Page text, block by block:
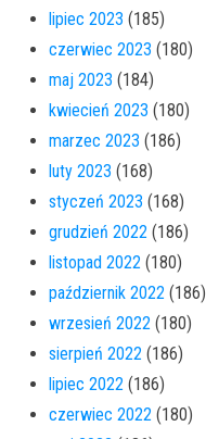
lipiec 2023 (185)
czerwiec 2023 (180)
maj 2023 (184)
kwiecień 2023 (180)
marzec 2023 (186)
luty 2023 (168)
styczeń 2023 (168)
grudzień 2022 (186)
listopad 2022 (180)
październik 2022 (186)
wrzesień 2022 (180)
sierpień 2022 (186)
lipiec 2022 (186)
czerwiec 2022 (180)